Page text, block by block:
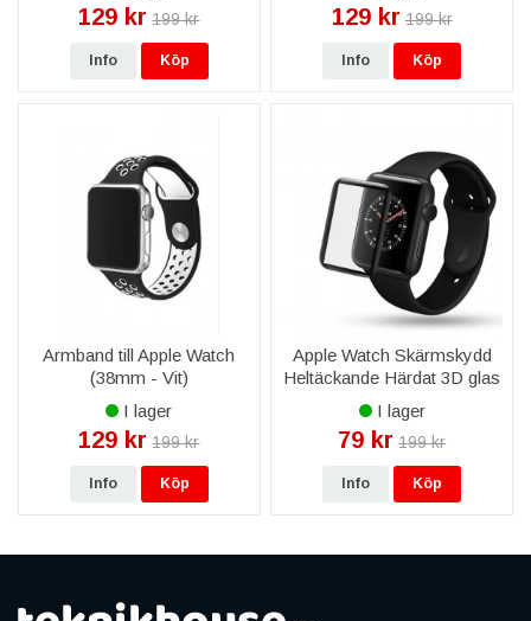
129 kr 199 kr
Info Köp
129 kr 199 kr
Info Köp
Armband till Apple Watch
(38mm - Vit)
I lager
129 kr 199 kr
Info Köp
Apple Watch Skärmskydd
Heltäckande Härdat 3D glas
(38mm)
I lager
79 kr 199 kr
Info Köp